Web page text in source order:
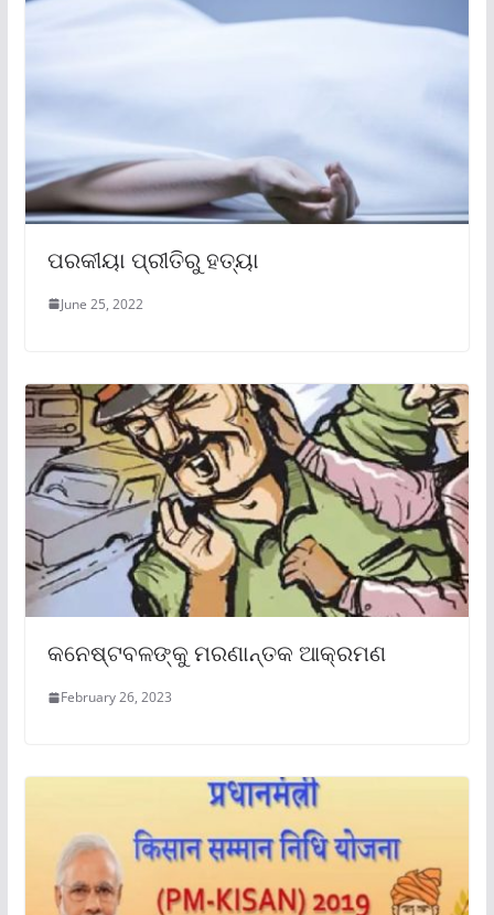
ପରକୀୟା ପ୍ରୀତିରୁ ହତ୍ୟା
June 25, 2022
କନେଷ୍ଟବଳଙ୍କୁ ମରଣାନ୍ତକ ଆକ୍ରମଣ
February 26, 2023